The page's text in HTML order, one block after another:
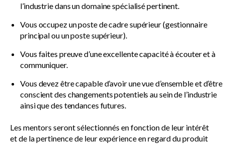
l’industrie dans un domaine spécialisé pertinent.
Vous occupez un poste de cadre supérieur (gestionnaire
principal ou un poste supérieur).
Vous faites preuve d’une excellente capacité à écouter et à
communiquer.
Vous devez être capable d’avoir une vue d’ensemble et d’être
conscient des changements potentiels au sein de l’industrie
ainsi que des tendances futures.
Les mentors seront sélectionnés en fonction de leur intérêt
et de la pertinence de leur expérience en regard du produit